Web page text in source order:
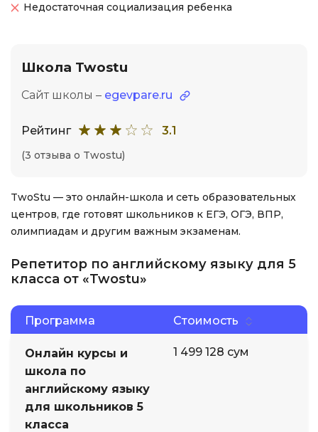
Недостаточная социализация ребенка
Школа Twostu
Сайт школы – egevpare.ru
Рейтинг 3.1
(3 отзыва о Twostu)
TwoStu — это онлайн-школа и сеть образовательных
центров, где готовят школьников к ЕГЭ, ОГЭ, ВПР,
олимпиадам и другим важным экзаменам.
Репетитор по английскому языку для 5
класса от «Twostu»
Программа Стоимость
Онлайн курсы и
школа по
английскому языку
для школьников 5
класса
1 499 128 сум